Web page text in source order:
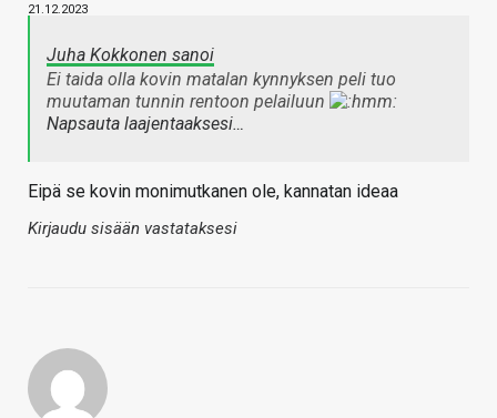
21.12.2023
Juha Kokkonen sanoi
Ei taida olla kovin matalan kynnyksen peli tuo
muutaman tunnin rentoon pelailuun
Napsauta laajentaaksesi…
Eipä se kovin monimutkanen ole, kannatan ideaa
Kirjaudu sisään vastataksesi